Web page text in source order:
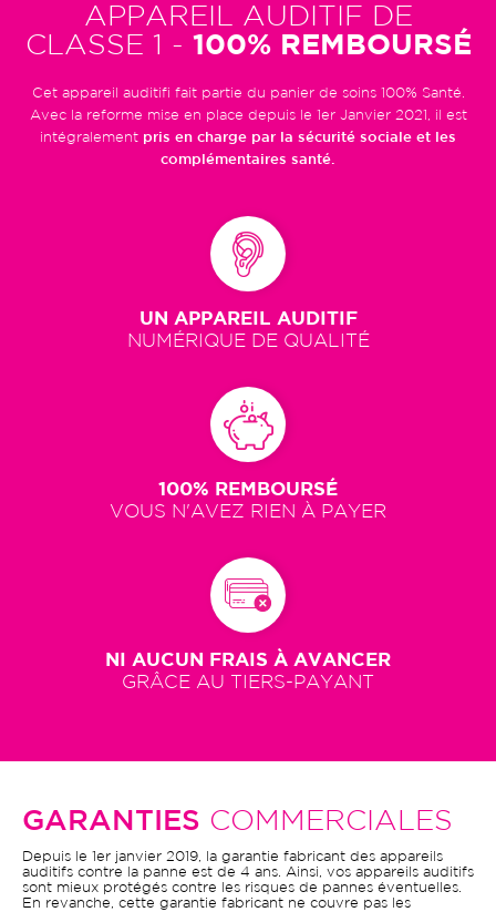
APPAREIL AUDITIF DE
CLASSE 1 - 100% REMBOURSÉ
Cet appareil auditifi fait partie du panier de soins 100% Santé.
Avec la reforme mise en place depuis le 1er Janvier 2021, il est
intégralement pris en charge par la sécurité sociale et les
complémentaires santé.
UN APPAREIL AUDITIF
NUMÉRIQUE DE QUALITÉ
100% REMBOURSÉ
VOUS N'AVEZ RIEN À PAYER
NI AUCUN FRAIS À AVANCER
GRÂCE AU TIERS-PAYANT
GARANTIES COMMERCIALES
Depuis le 1er janvier 2019, la garantie fabricant des appareils
auditifs contre la panne est de 4 ans. Ainsi, vos appareils auditifs
sont mieux protégés contre les risques de pannes éventuelles.
En revanche, cette garantie fabricant ne couvre pas les